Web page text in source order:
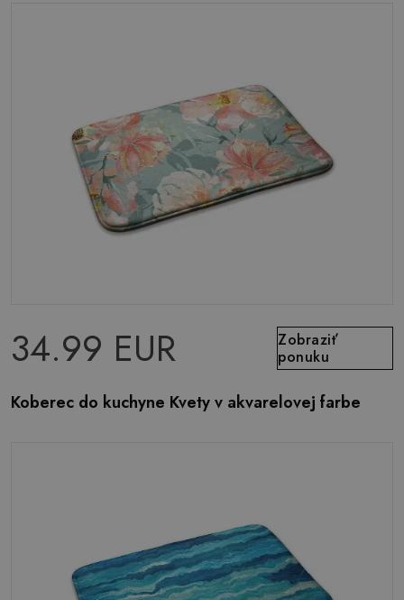
34.99 EUR
Zobraziť
ponuku
Koberec do kuchyne Kvety v akvarelovej farbe